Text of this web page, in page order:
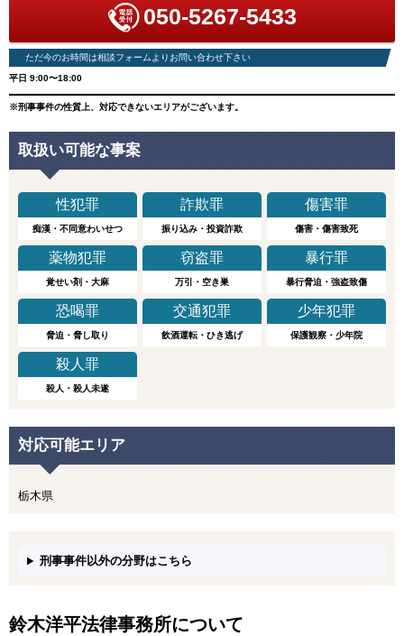
050-5267-5433
ただ今のお時間は相談フォームよりお問い合わせ下さい
平日 9:00〜18:00
※刑事事件の性質上、対応できないエリアがございます。
取扱い可能な事案
性犯罪
痴漢・不同意わいせつ
詐欺罪
振り込み・投資詐欺
傷害罪
傷害・傷害致死
薬物犯罪
覚せい剤・大麻
窃盗罪
万引・空き巣
暴行罪
暴行脅迫・強盗致傷
恐喝罪
脅迫・脅し取り
交通犯罪
飲酒運転・ひき逃げ
少年犯罪
保護観察・少年院
殺人罪
殺人・殺人未遂
対応可能エリア
栃木県
刑事事件以外の分野はこちら
鈴木洋平法律事務所について